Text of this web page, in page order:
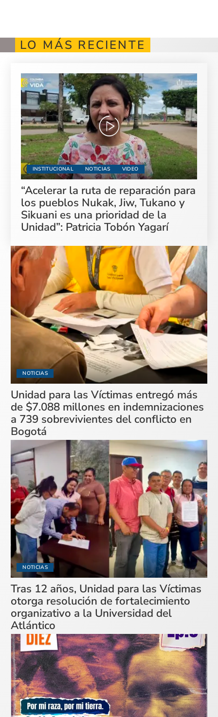
LO MÁS RECIENTE
INSTITUCIONAL NOTICIAS VIDEO
“Acelerar la ruta de reparación para
los pueblos Nukak, Jiw, Tukano y
Sikuani es una prioridad de la
Unidad”: Patricia Tobón Yagarí
NOTICIAS
Unidad para las Víctimas entregó más
de $7.088 millones en indemnizaciones
a 739 sobrevivientes del conflicto en
Bogotá
NOTICIAS
Tras 12 años, Unidad para las Víctimas
otorga resolución de fortalecimiento
organizativo a la Universidad del
Atlántico